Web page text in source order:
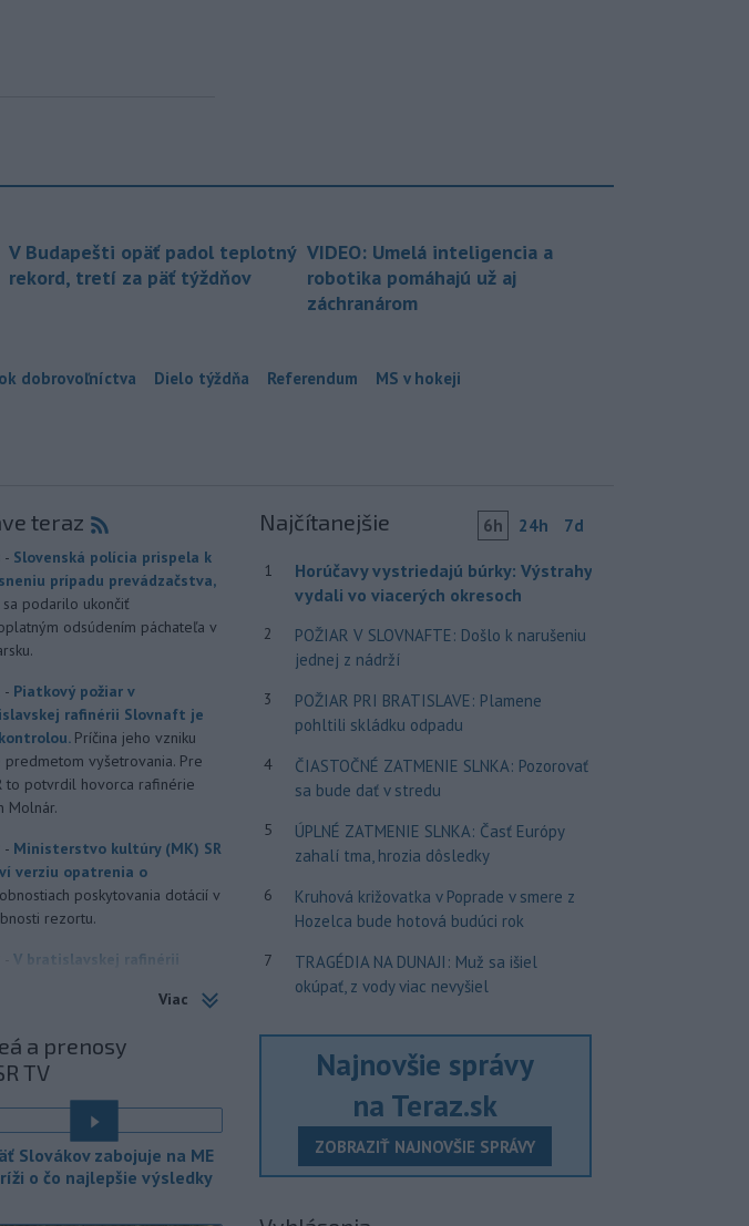
V Budapešti opäť padol teplotný
rekord, tretí za päť týždňov
VIDEO: Umelá inteligencia a
robotika pomáhajú už aj
záchranárom
dobrovoľníctva Dielo týždňa Referendum MS v hokeji
teraz
- Slovenská polícia prispela k
prípadu prevádzačstva,
sa podarilo ukončiť
odsúdením páchateľa v
- Piatkový požiar v
rafinérii Slovnaft je
Príčina jeho vzniku
predmetom vyšetrovania. Pre
to potvrdil hovorca rafinérie
Molnár.
- Ministerstvo kultúry (MK) SR
verziu opatrenia o
poskytovania dotácií v
rezortu.
V bratislavskej rafinérii
TASR o tom informovala
môže byť vyššia
hluku. Je preto dobré držať sa
od reproduktorov, používať
sluchu či dodržiavať
Viac
a prenosy
TV
Slovákov zabojuje na ME
o čo najlepšie výsledky
Najčítanejšie 6h 24h 7d
1
Horúčavy vystriedajú búrky: Výstrahy
vydali vo viacerých okresoch
2
POŽIAR V SLOVNAFTE: Došlo k narušeniu
jednej z nádrží
3
POŽIAR PRI BRATISLAVE: Plamene
pohltili skládku odpadu
4
ČIASTOČNÉ ZATMENIE SLNKA: Pozorovať
sa bude dať v stredu
5
ÚPLNÉ ZATMENIE SLNKA: Časť Európy
zahalí tma, hrozia dôsledky
6
Kruhová križovatka v Poprade v smere z
Hozelca bude hotová budúci rok
7
TRAGÉDIA NA DUNAJI: Muž sa išiel
okúpať, z vody viac nevyšiel
Najnovšie správy
na Teraz.sk
ZOBRAZIŤ NAJNOVŠIE SPRÁVY